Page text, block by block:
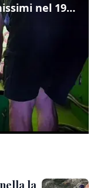
Ecco il tanko usato dai Serenissimi nel 1997 per il blitz a San Marco
la